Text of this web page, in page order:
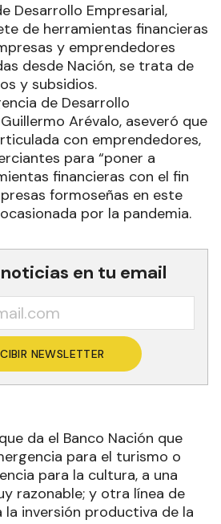
Desarrollo Empresarial,
de herramientas financieras
y emprendedores
desde Nación, se trata de
y subsidios.
de Desarrollo
Arévalo, aseveró que
con emprendedores,
para “poner a
financieras con el fin
formoseñas en este
por la pandemia.
en tu email
NEWSLETTER
da el Banco Nación que
para el turismo o
para la cultura, a una
razonable; y otra línea de
inversión productiva de la